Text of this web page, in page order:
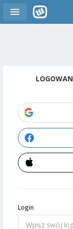
Login